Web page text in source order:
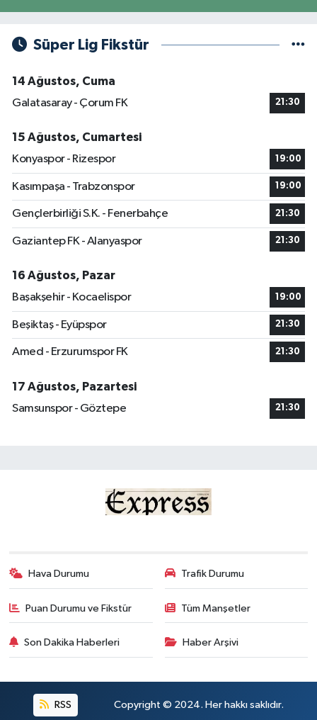
Süper Lig Fikstür
14 Ağustos, Cuma
Galatasaray - Çorum FK
21:30
15 Ağustos, Cumartesi
Konyaspor - Rizespor
19:00
Kasımpaşa - Trabzonspor 19:00
Gençlerbirliği S.K. - Fenerbahçe 21:30
Gaziantep FK - Alanyaspor 21:30
16 Ağustos, Pazar
Başakşehir - Kocaelispor
19:00
Beşiktaş - Eyüpspor 21:30
Amed - Erzurumspor FK 21:30
17 Ağustos, Pazartesi
Samsunspor - Göztepe
21:30
Hava Durumu Trafik Durumu
Puan Durumu ve Fikstür Tüm Manşetler
Son Dakika Haberleri Haber Arşivi
RSS Copyright © 2024. Her hakkı saklıdır.